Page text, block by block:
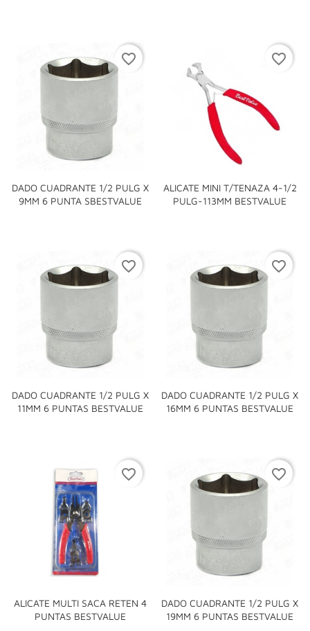
DADO CUADRANTE 1/2 PULG X
9MM 6 PUNTA SBESTVALUE
favorite_border
ALICATE MINI T/TENAZA 4-1/2
PULG-113MM BESTVALUE
favorite_border
DADO CUADRANTE 1/2 PULG X
11MM 6 PUNTAS BESTVALUE
favorite_border
DADO CUADRANTE 1/2 PULG X
16MM 6 PUNTAS BESTVALUE
favorite_border
ALICATE MULTI SACA RETEN 4
PUNTAS BESTVALUE
favorite_border
DADO CUADRANTE 1/2 PULG X
19MM 6 PUNTAS BESTVALUE
favorite_border